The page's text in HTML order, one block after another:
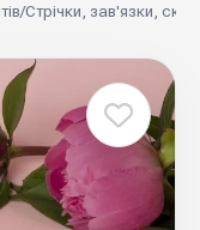
/Стрічки, зав'язки,